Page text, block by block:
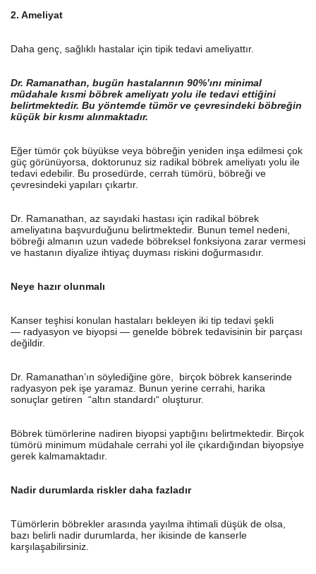
2. Ameliyat
Daha genç, sağlıklı hastalar için tipik tedavi ameliyattır.
Dr. Ramanathan, bugün hastalarının 90%’ını minimal
müdahale kısmi böbrek ameliyatı yolu ile tedavi ettiğini
belirtmektedir. Bu yöntemde tümör ve çevresindeki böbreğin
küçük bir kısmı alınmaktadır.
Eğer tümör çok büyükse veya böbreğin yeniden inşa edilmesi çok
güç görünüyorsa, doktorunuz siz radikal böbrek ameliyatı yolu ile
tedavi edebilir. Bu prosedürde, cerrah tümörü, böbreği ve
çevresindeki yapıları çıkartır.
Dr. Ramanathan, az sayıdaki hastası için radikal böbrek
ameliyatına başvurduğunu belirtmektedir. Bunun temel nedeni,
böbreği almanın uzun vadede böbreksel fonksiyona zarar vermesi
ve hastanın diyalize ihtiyaç duyması riskini doğurmasıdır.
Neye hazır olunmalı
Kanser teşhisi konulan hastaları bekleyen iki tip tedavi şekli
— radyasyon ve biyopsi — genelde böbrek tedavisinin bir parçası
değildir.
Dr. Ramanathan’ın söylediğine göre, birçok böbrek kanserinde
radyasyon pek işe yaramaz. Bunun yerine cerrahi, harika
sonuçlar getiren “altın standardı“ oluşturur.
Böbrek tümörlerine nadiren biyopsi yaptığını belirtmektedir. Birçok
tümörü minimum müdahale cerrahi yol ile çıkardığından biyopsiye
gerek kalmamaktadır.
Nadir durumlarda riskler daha fazladır
Tümörlerin böbrekler arasında yayılma ihtimali düşük de olsa,
bazı belirli nadir durumlarda, her ikisinde de kanserle
karşılaşabilirsiniz.